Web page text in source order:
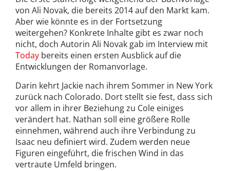
von Ali Novak, die bereits 2014 auf den Markt kam.
Aber wie könnte es in der Fortsetzung
weitergehen? Konkrete Inhalte gibt es zwar noch
nicht, doch Autorin Ali Novak gab im Interview mit
Today bereits einen ersten Ausblick auf die
Entwicklungen der Romanvorlage.
Darin kehrt Jackie nach ihrem Sommer in New York
zurück nach Colorado. Dort stellt sie fest, dass sich
vor allem in ihrer Beziehung zu Cole einiges
verändert hat. Nathan soll eine größere Rolle
einnehmen, während auch ihre Verbindung zu
Isaac neu definiert wird. Zudem werden neue
Figuren eingeführt, die frischen Wind in das
vertraute Umfeld bringen.